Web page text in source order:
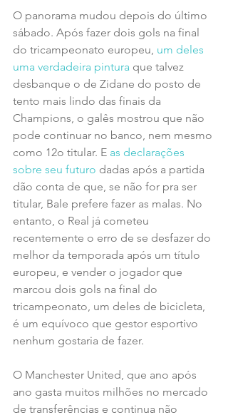
O panorama mudou depois do último
sábado. Após fazer dois gols na final
do tricampeonato europeu, um deles
uma verdadeira pintura que talvez
desbanque o de Zidane do posto de
tento mais lindo das finais da
Champions, o galês mostrou que não
pode continuar no banco, nem mesmo
como 12o titular. E as declarações
sobre seu futuro dadas após a partida
dão conta de que, se não for pra ser
titular, Bale prefere fazer as malas. No
entanto, o Real já cometeu
recentemente o erro de se desfazer do
melhor da temporada após um título
europeu, e vender o jogador que
marcou dois gols na final do
tricampeonato, um deles de bicicleta,
é um equívoco que gestor esportivo
nenhum gostaria de fazer.
O Manchester United, que ano após
ano gasta muitos milhões no mercado
de transferências e continua não